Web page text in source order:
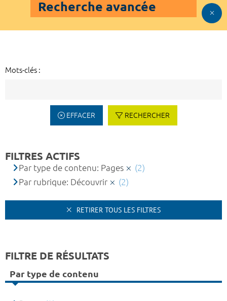
Recherche avancée
Mots-clés :
EFFACER RECHERCHER
FILTRES ACTIFS
Par type de contenu: Pages
(2)
Par rubrique: Découvrir
(2)
RETIRER TOUS LES FILTRES
FILTRE DE RÉSULTATS
Par type de contenu